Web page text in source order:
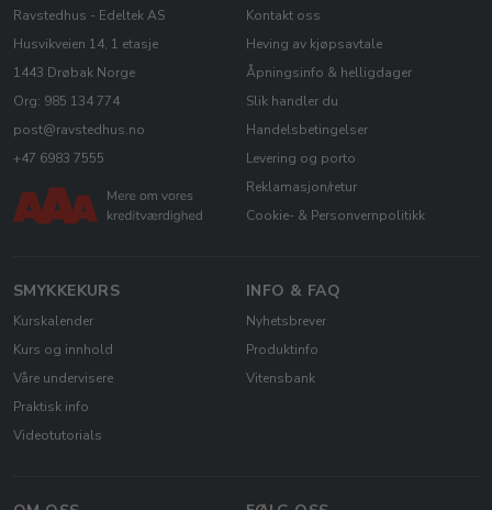
Ravstedhus - Edeltek AS
Husvikveien 14, 1 etasje
1443 Drøbak Norge
Org: 985 134 774
post@ravstedhus.no
+47 6983 7555
Kontakt oss
Heving av kjøpsavtale
Åpningsinfo & helligdager
Slik handler du
Handelsbetingelser
Levering og porto
Reklamasjon/retur
Cookie- & Personvernpolitikk
SMYKKEKURS
Kurskalender
Kurs og innhold
Våre undervisere
Praktisk info
Videotutorials
INFO & FAQ
Nyhetsbrever
Produktinfo
Vitensbank